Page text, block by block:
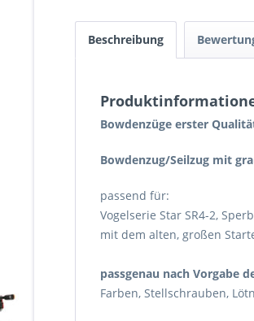
Beschreibung
Bowdenzüge erster
Bowdenzug/Seilzug mit
passend für:
Vogelserie Star SR4-2,
mit dem alten, großen
passgenau nach Vorgabe
Farben, Stellschrauben,